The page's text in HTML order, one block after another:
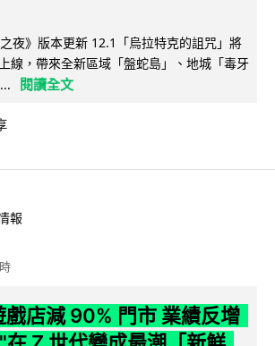
夜》版本更新 12.1「烏拉特克的詛咒」將
線，帶來全新區域「盤蛇島」、地城「毒牙
閱讀全文
報
戲店減 90% 門市 業績反增